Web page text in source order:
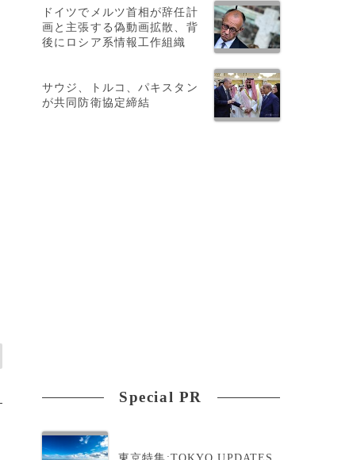
ドイツでメルツ首相が辞任計
画と主張する偽動画拡散、背
後にロシア系情報工作組織
サウジ、トルコ、パキスタン
が共同防衛協定締結
Special PR
東京特集:TOKYO UPDATES